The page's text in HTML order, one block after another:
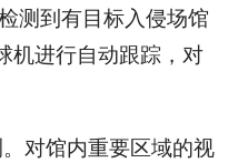
测到有目标入侵场馆
机进行自动跟踪，对
对馆内重要区域的视